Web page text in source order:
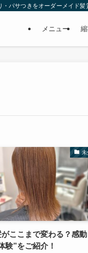
パサつきをオーダーメイド髪
メニュー
未
ここまで変わる？感動
験”をご紹介！